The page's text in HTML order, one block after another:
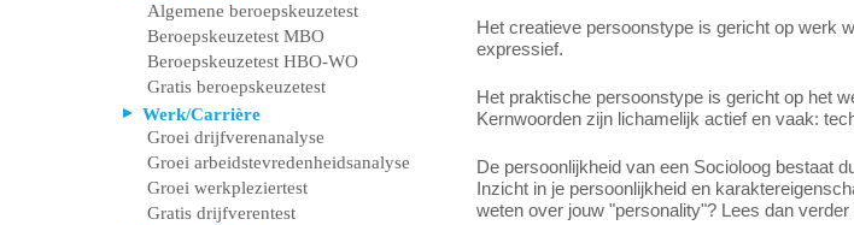
Algemene beroepskeuzetest
Beroepskeuzetest MBO
Beroepskeuzetest HBO-WO
Gratis beroepskeuzetest
Werk/Carrière
Groei drijfverenanalyse
Groei arbeidstevredenheidsanalyse
Groei werkpleziertest
Gratis drijfverentest
Het creatieve persoonstype is gericht op werk
expressief.
Het praktische persoonstype is gericht op het
Kernwoorden zijn lichamelijk actief en vaak:
De persoonlijkheid van een Socioloog bestaat
Inzicht in je persoonlijkheid en
weten over jouw "personality"? Lees dan verder